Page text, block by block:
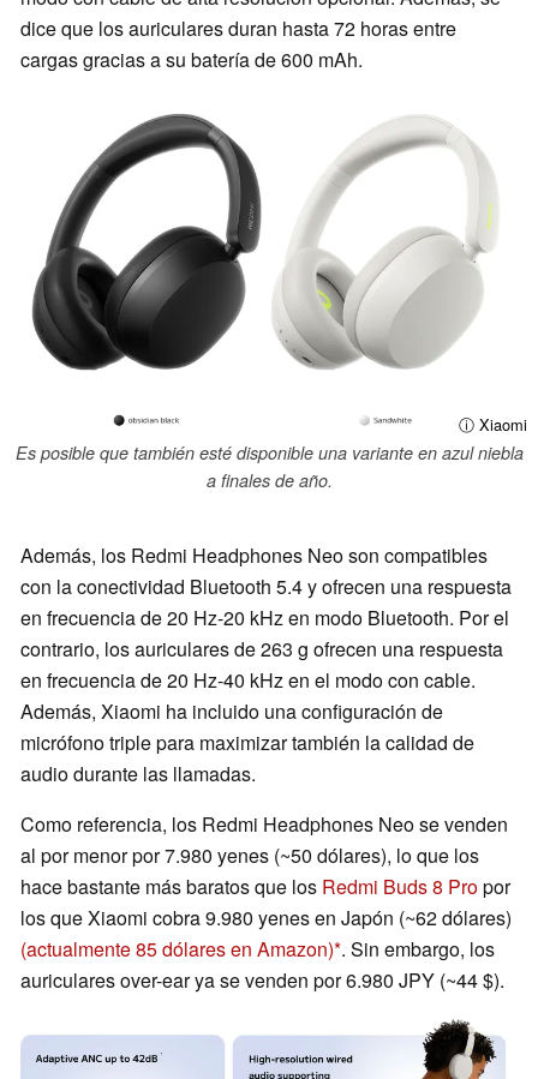
dice que los auriculares duran hasta 72 horas entre
cargas gracias a su batería de 600 mAh.
ⓘ Xiaomi
Es posible que también esté disponible una variante en azul niebla
a finales de año.
Además, los Redmi Headphones Neo son compatibles
con la conectividad Bluetooth 5.4 y ofrecen una respuesta
en frecuencia de 20 Hz-20 kHz en modo Bluetooth. Por el
contrario, los auriculares de 263 g ofrecen una respuesta
en frecuencia de 20 Hz-40 kHz en el modo con cable.
Además, Xiaomi ha incluido una configuración de
micrófono triple para maximizar también la calidad de
audio durante las llamadas.
Como referencia, los Redmi Headphones Neo se venden
al por menor por 7.980 yenes (~50 dólares), lo que los
hace bastante más baratos que los Redmi Buds 8 Propor
los que Xiaomi cobra 9.980 yenes en Japón (~62 dólares)
(actualmente 85 dólares en Amazon) . Sin embargo, los
auriculares over-ear ya se venden por 6.980 JPY (~44 $).